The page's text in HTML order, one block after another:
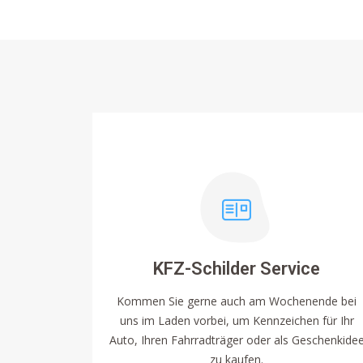
KFZ-Schilder Service
Kommen Sie gerne auch am Wochenende bei
uns im Laden vorbei, um Kennzeichen für Ihr
Auto, Ihren Fahrradträger oder als
zu kaufen.